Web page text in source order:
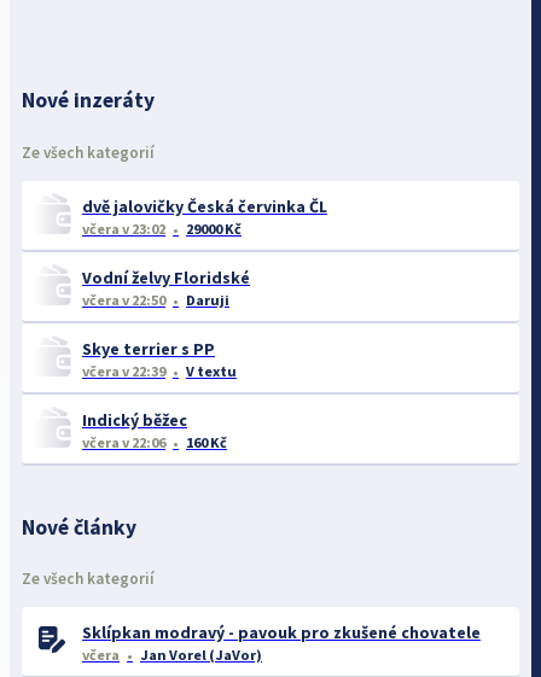
Nové inzeráty
Ze všech kategorií
dvě jalovičky Česká červinka ČL
včera v 23:02 29000 Kč
Vodní želvy Floridské
včera v 22:50 Daruji
Skye terrier s PP
včera v 22:39 V textu
Indický běžec
včera v 22:06 160 Kč
Nové články
Ze všech kategorií
Sklípkan modravý - pavouk pro zkušené chovatele
včera Jan Vorel (JaVor)